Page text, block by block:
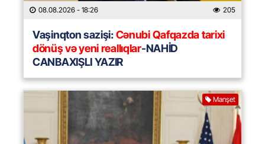
08.08.2026 - 18:26 205
Vaşinqton sazişi:Cənubi Qafqazda tarixi
dönüş və yeni reallıqlar-NAHİD
CANBAXIŞLI YAZIR
Manşet